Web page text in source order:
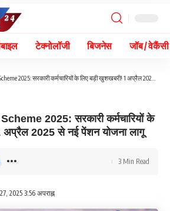
टेक्नोलॉजी बिजनेस जॉब / वेकैंसी
2025: सरकारी कर्मचारियों के लिए बड़ी खुशखबरी! 1 अप्रैल 2025 से नई पेंशन योजना लागू
2025: सरकारी कर्मचारियों के
अप्रैल 2025 से नई पेंशन योजना लागू
2025 3:56 अपराह्न
3 Min Read